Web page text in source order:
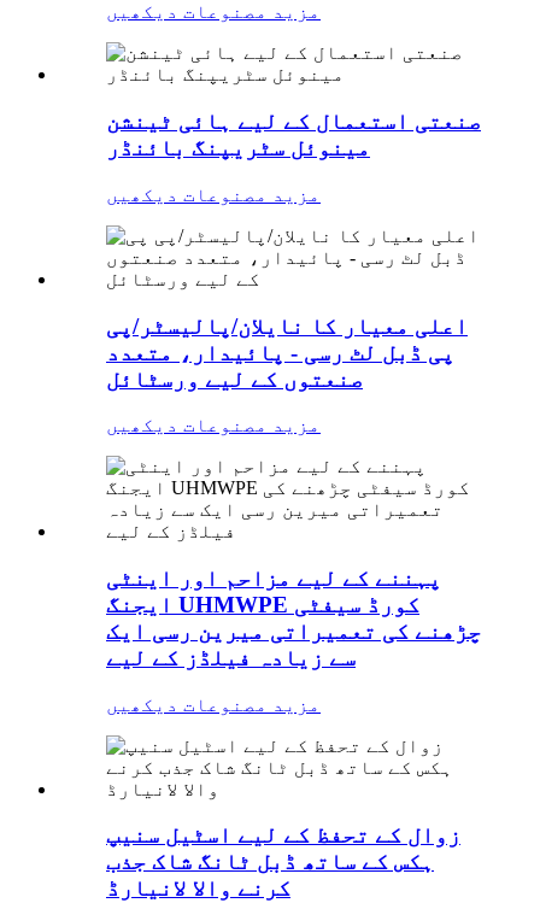
مزید مصنوعات دیکھیں
صنعتی استعمال کے لیے ہائی ٹینشن
مینوئل سٹریپنگ بائنڈر
مزید مصنوعات دیکھیں
اعلی معیار کا نایلان/پالیسٹر/پی
پی ڈبل لٹ رسی - پائیدار، متعدد
صنعتوں کے لیے ورسٹائل
مزید مصنوعات دیکھیں
پہننے کے لیے مزاحم اور اینٹی
ایجنگ UHMWPE کورڈ سیفٹی
چڑھنے کی تعمیراتی میرین رسی ایک
سے زیادہ فیلڈز کے لیے
مزید مصنوعات دیکھیں
زوال کے تحفظ کے لیے اسٹیل سنیپ
ہکس کے ساتھ ڈبل ٹانگ شاک جذب
کرنے والا لانیارڈ